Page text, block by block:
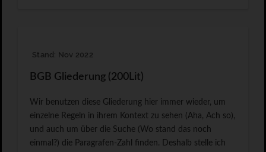
Stand: Nov 2022
BGB Gliederung (200Lit)
Wir benutzen diese Gliederung hier immer wieder, um
einzelne Regeln in ihrem Kontext zu sehen (Aha, Ach so),
und auch um über die Suche (Wo stand das noch
einmal?) die Paragrafen-Zahl finden. Deshalb stelle ich